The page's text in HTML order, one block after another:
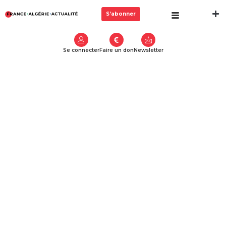
S’abonner
Se connecterFaire un donNewsletter